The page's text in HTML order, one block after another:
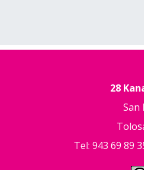
28
San
Tel: 943 69 89